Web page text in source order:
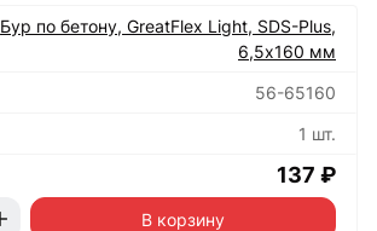
Бур по бетону, GreatFlex Light, SDS-Plus,
6,5х160 мм
56-65160
1 шт.
137 ₽
В корзину